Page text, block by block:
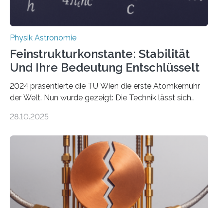
Physik Astronomie
Feinstrukturkonstante: Stabilität
Und Ihre Bedeutung Entschlüsselt
2024 präsentierte die TU Wien die erste Atomkernuhr
der Welt. Nun wurde gezeigt: Die Technik lässt sich
fundamentalen Physik nachzugehen. Thorium-
Messungen verwenden. Das hatte man jahrzehntelang
vermutet, weltweit war nach den passenden
Atomkern-Zuständen gesucht worden, 2024 gelang
einem Team der TU Wien mit Unterstützung
internationaler Partner der entscheidende Durchbruch:
Der lange diskutierte Thorium-Kernübergang wurde
28.10.2025